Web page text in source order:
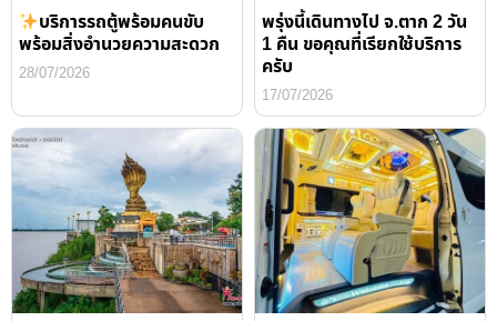
บริการรถตู้พร้อมคนขับ
พร้อมสิ่งอำนวยความสะดวก
28/07/2026
พรุ่งนี้เดินทางไป จ.ตาก 2 วัน
1 คืน ขอคุณที่เรียกใช้บริการ
ครับ
17/07/2026